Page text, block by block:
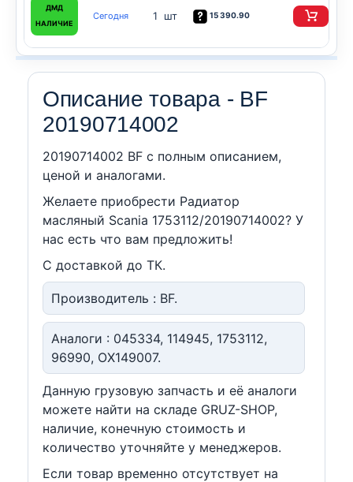
ДМД
НАЛИЧИЕ
Сегодня 1 шт 15 390.90
Описание товара - BF
20190714002
20190714002 BF c полным описанием,
ценой и аналогами.
Желаете приобрести Радиатор
масляный Scania 1753112/20190714002? У
нас есть что вам предложить!
С доставкой до ТК.
Производитель : BF.
Аналоги : 045334, 114945, 1753112,
96990, OX149007.
Данную грузовую запчасть и её аналоги
можете найти на складе GRUZ-SHOP,
наличие, конечную стоимость и
количество уточняйте у менеджеров.
Если товар временно отсутствует на